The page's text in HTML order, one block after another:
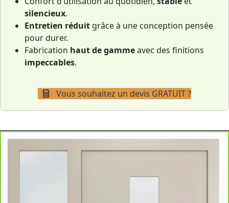
silencieux.
Entretien réduit grâce à une conception pensée
pour durer.
Fabrication haut de gammeavec des finitions
impeccables.
Vous souhaitez un devis GRATUIT ?